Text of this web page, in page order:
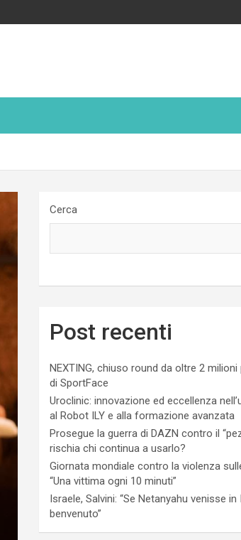
Cerca
Post recenti
NEXTING, chiuso round da oltre 2
di SportFace
Uroclinic: innovazione ed eccellenza
al Robot ILY e alla formazione avanzata
Prosegue la guerra di DAZN contro il
rischia chi continua a usarlo?
Giornata mondiale contro la violenza
“Una vittima ogni 10 minuti”
Israele, Salvini: “Se Netanyahu venisse
benvenuto”